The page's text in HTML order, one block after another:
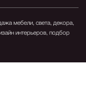
мебели, света, декора,
интерьеров, подбор